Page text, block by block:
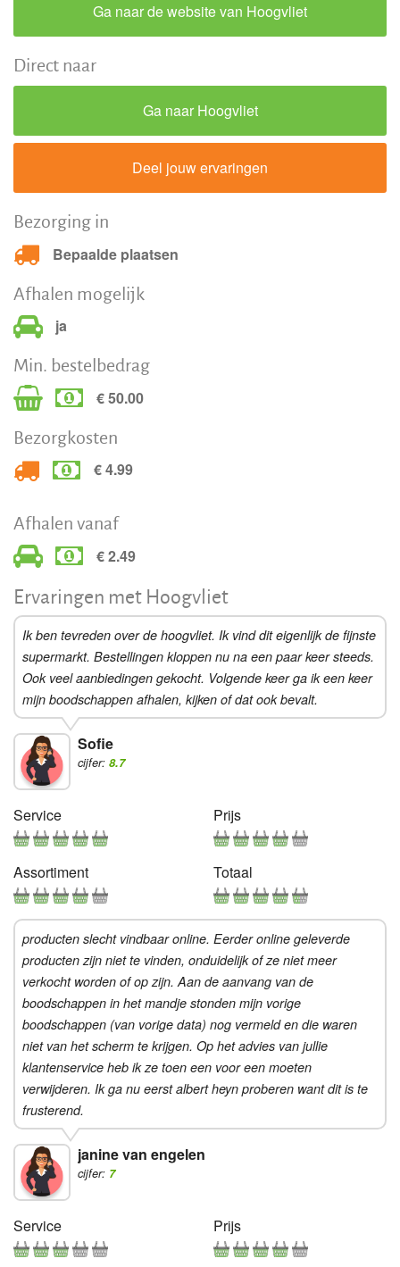
Ga naar de website van Hoogvliet
Direct naar
Ga naar Hoogvliet
Deel jouw ervaringen
Bezorging in
Bepaalde plaatsen
Afhalen mogelijk
ja
Min. bestelbedrag
€ 50.00
Bezorgkosten
€ 4.99
Afhalen vanaf
€ 2.49
Ervaringen met Hoogvliet
Ik ben tevreden over de hoogvliet. Ik vind dit eigenlijk de fijnste
supermarkt. Bestellingen kloppen nu na een paar keer steeds.
Ook veel aanbiedingen gekocht. Volgende keer ga ik een keer
mijn boodschappen afhalen, kijken of dat ook bevalt.
Sofie
cijfer: 8.7
Service Prijs
Assortiment Totaal
producten slecht vindbaar online. Eerder online geleverde
producten zijn niet te vinden, onduidelijk of ze niet meer
verkocht worden of op zijn. Aan de aanvang van de
boodschappen in het mandje stonden mijn vorige
boodschappen (van vorige data) nog vermeld en die waren
niet van het scherm te krijgen. Op het advies van jullie
klantenservice heb ik ze toen een voor een moeten
verwijderen. Ik ga nu eerst albert heyn proberen want dit is te
frusterend.
janine van engelen
cijfer: 7
Service Prijs